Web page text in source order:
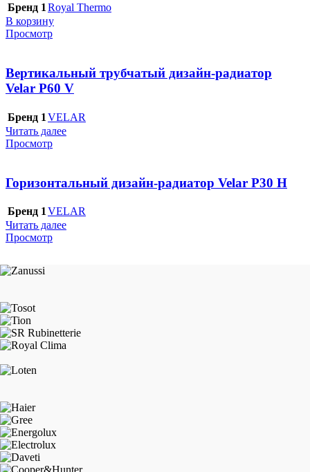
Бренд 1Royal Thermo
В корзину
Просмотр
Вертикальный трубчатый дизайн-радиатор
Velar P60 V
Бренд 1 VELAR
Читать далее
Просмотр
Горизонтальный дизайн-радиатор Velar P30 H
Бренд 1 VELAR
Читать далее
Просмотр